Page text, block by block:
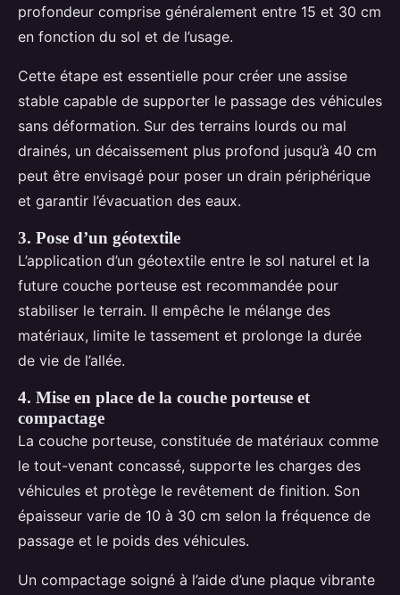
profondeur comprise généralement entre 15 et 30 cm
en fonction du sol et de l’usage.
Cette étape est essentielle pour créer une assise
stable capable de supporter le passage des véhicules
sans déformation. Sur des terrains lourds ou mal
drainés, un décaissement plus profond jusqu’à 40 cm
peut être envisagé pour poser un drain périphérique
et garantir l’évacuation des eaux.
3. Pose d’un géotextile
L’application d’un géotextile entre le sol naturel et la
future couche porteuse est recommandée pour
stabiliser le terrain. Il empêche le mélange des
matériaux, limite le tassement et prolonge la durée
de vie de l’allée.
4. Mise en place de la couche porteuse et
compactage
La couche porteuse, constituée de matériaux comme
le tout-venant concassé, supporte les charges des
véhicules et protège le revêtement de finition. Son
épaisseur varie de 10 à 30 cm selon la fréquence de
passage et le poids des véhicules.
Un compactage soigné à l’aide d’une plaque vibrante